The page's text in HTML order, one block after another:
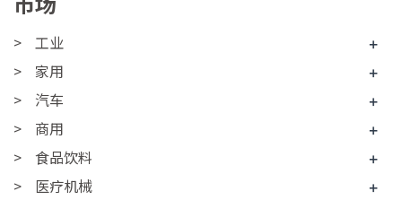
工业
+
家用
+
汽车
+
商用
+
食品饮料
+
医疗机械
+